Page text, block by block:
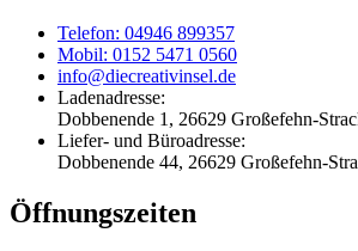
Telefon: 04946 899357
Mobil: 0152 5471 0560
info@diecreativinsel.de
Ladenadresse:
Dobbenende 1, 26629 Großefehn-
Liefer- und Büroadresse:
Dobbenende 44, 26629 Großefehn-
Öffnungszeiten